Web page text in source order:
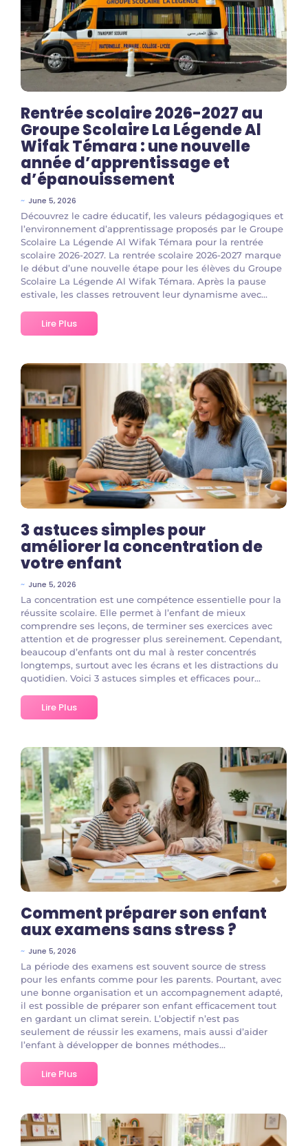
Rentrée scolaire 2026-2027 au
Groupe Scolaire La Légende Al
Wifak Témara : une nouvelle
année d’apprentissage et
d’épanouissement
~ June 5, 2026
Découvrez le cadre éducatif, les valeurs pédagogiques et
l’environnement d’apprentissage proposés par le Groupe
Scolaire La Légende Al Wifak Témara pour la rentrée
scolaire 2026-2027. La rentrée scolaire 2026-2027 marque
le début d’une nouvelle étape pour les élèves du Groupe
Scolaire La Légende Al Wifak Témara. Après la pause
estivale, les classes retrouvent leur dynamisme avec...
Lire Plus
3 astuces simples pour
améliorer la concentration de
votre enfant
~ June 5, 2026
La concentration est une compétence essentielle pour la
réussite scolaire. Elle permet à l’enfant de mieux
comprendre ses leçons, de terminer ses exercices avec
attention et de progresser plus sereinement. Cependant,
beaucoup d’enfants ont du mal à rester concentrés
longtemps, surtout avec les écrans et les distractions du
quotidien. Voici 3 astuces simples et efficaces pour...
Lire Plus
Comment préparer son enfant
aux examens sans stress ?
~ June 5, 2026
La période des examens est souvent source de stress
pour les enfants comme pour les parents. Pourtant, avec
une bonne organisation et un accompagnement adapté,
il est possible de préparer son enfant efficacement tout
en gardant un climat serein. L’objectif n’est pas
seulement de réussir les examens, mais aussi d’aider
l’enfant à développer de bonnes méthodes...
Lire Plus